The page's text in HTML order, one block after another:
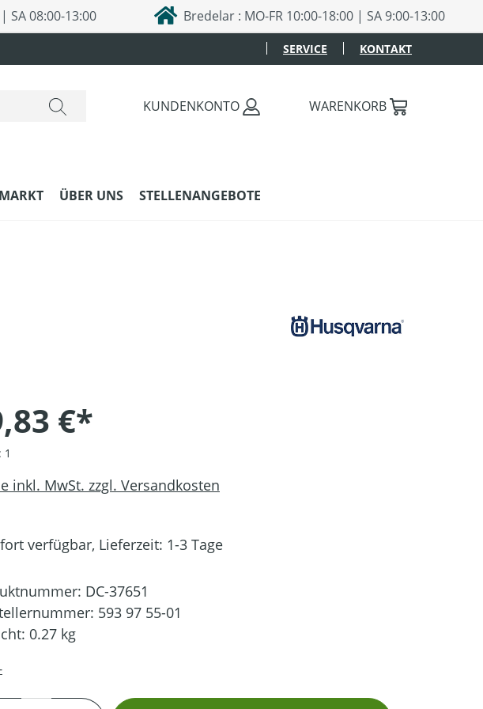
SA 08:00-13:00 Bredelar : MO-FR 10:00-18:00 | SA 9:00-13:00
SERVICE KONTAKT
KUNDENKONTO WARENKORB
ÜBER UNS STELLENANGEBOTE
€*
1
inkl. MwSt. zzgl. Versandkosten
verfügbar, Lieferzeit: 1-3 Tage
DC-37651
593 97 55-01
0.27 kg